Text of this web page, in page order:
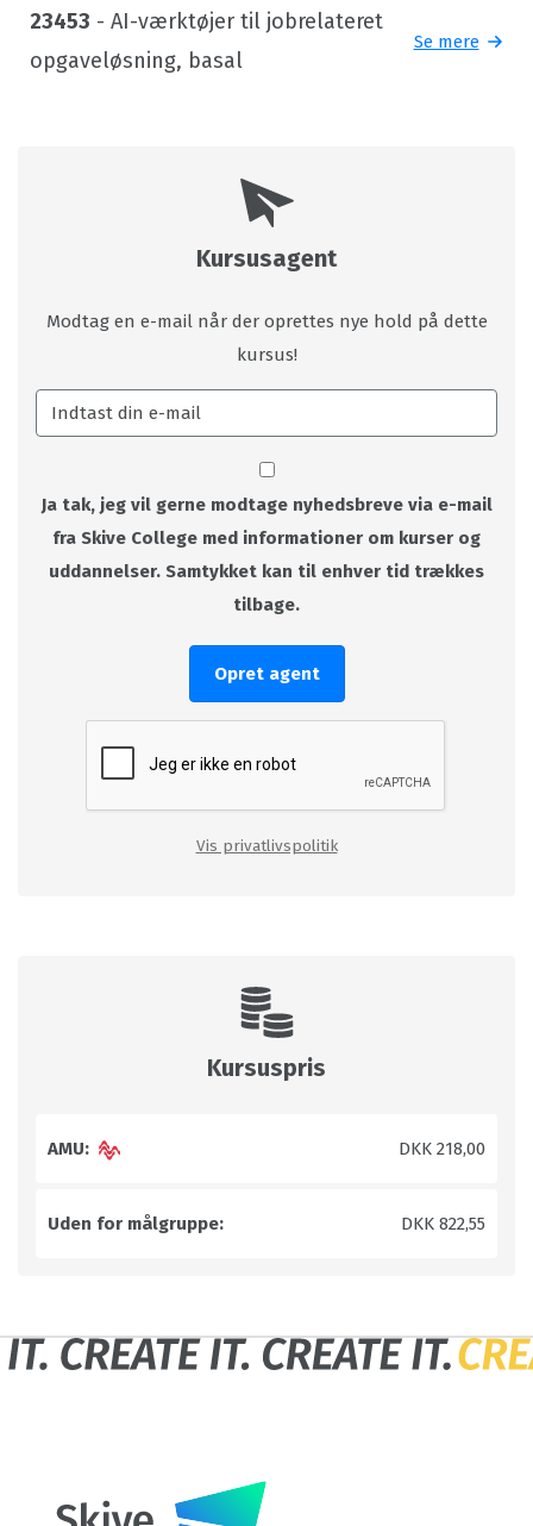
23453 - AI-værktøjer til jobrelateret
opgaveløsning, basal
Se mere
Kursusagent
Modtag en e-mail når der oprettes nye hold på dette
kursus!
Ja tak, jeg vil gerne modtage nyhedsbreve via e-mail
fra Skive College med informationer om kurser og
uddannelser. Samtykket kan til enhver tid trækkes
tilbage.
Opret agent
Vis privatlivspolitik
Kursuspris
AMU: DKK 218,00
Uden for målgruppe: DKK 822,55